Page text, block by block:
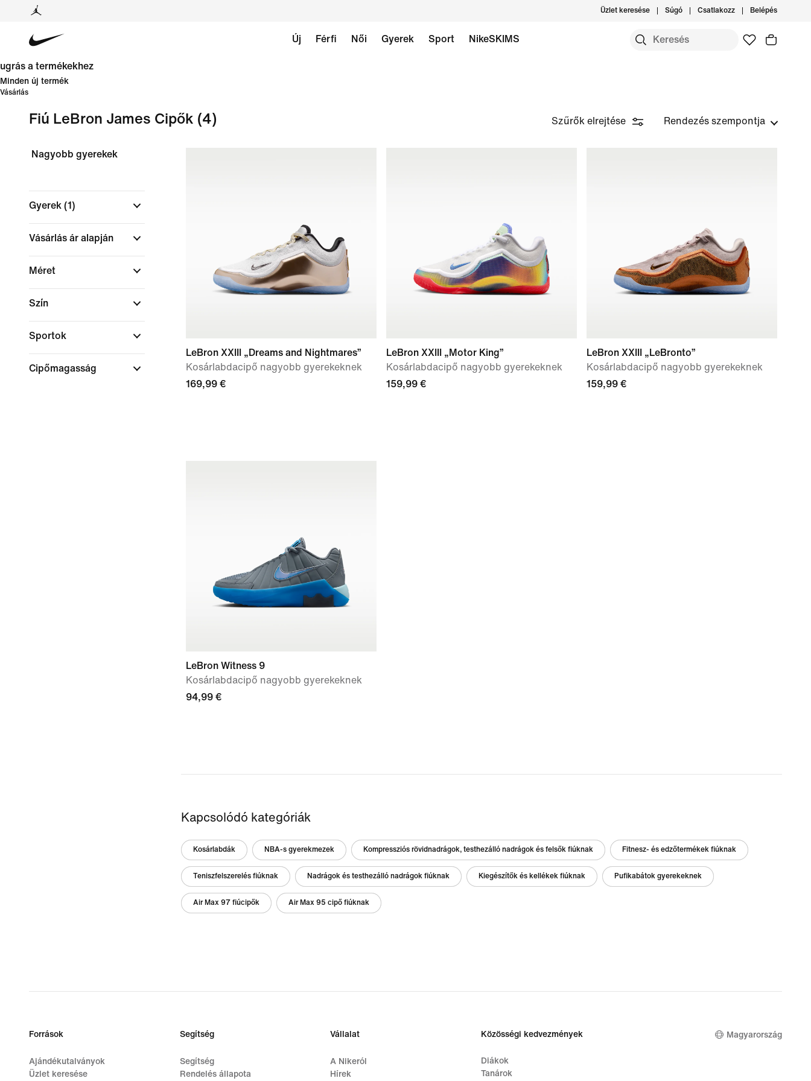
Üzlet keresése Súgó Csatlakozz Belépés
Új Férfi Női Gyerek Sport NikeSKIMS
ugrás a termékekhez
Minden új termék
Vásárlás
Fiú LeBron James Cipők (4) Szűrők elrejtése Rendezés szempontja
Nagyobb gyerekek
Gyerek (1)
Vásárlás ár alapján
Méret
Szín
Sportok
Cipőmagasság
LeBron XXIII „Dreams and Nightmares”
Kosárlabdacipő nagyobb gyerekeknek
169,99 €
LeBron XXIII „Motor King”
Kosárlabdacipő nagyobb gyerekeknek
159,99 €
LeBron XXIII „LeBronto”
Kosárlabdacipő nagyobb gyerekeknek
159,99 €
LeBron Witness 9
Kosárlabdacipő nagyobb gyerekeknek
94,99 €
Kapcsolódó kategóriák
Kosárlabdák NBA-s gyerekmezek Kompressziós rövidnadrágok, testhezálló nadrágok és felsők fiúknak Fitnesz- és edzőtermékek fiúknak
Teniszfelszerelés fiúknak Nadrágok és testhezálló nadrágok fiúknak Kiegészítők és kellékek fiúknak Pufikabátok gyerekeknek
Air Max 97 fiúcipők Air Max 95 cipő fiúknak
Források
Ajándékutalványok
Üzlet keresése
Segítség
Segítség
Rendelés állapota
Vállalat
A Nikeról
Hírek
Közösségi kedvezmények
Diákok
Tanárok
Magyarország